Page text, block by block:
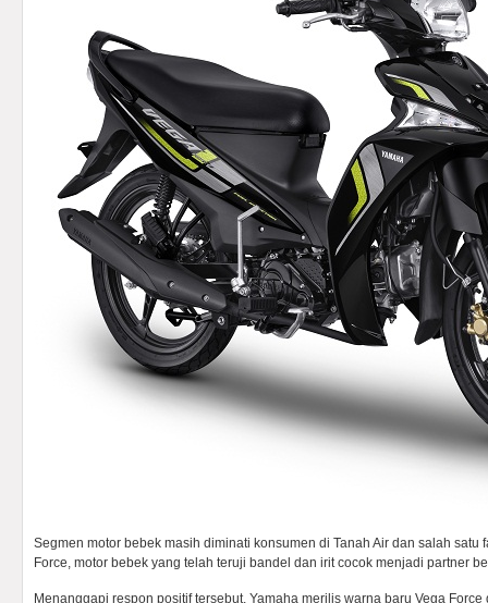
Segmen motor bebek masih diminati konsumen di Tanah Air dan salah satu
Force, motor bebek yang telah teruji bandel dan irit cocok menjadi partner
Menanggapi respon positif tersebut, Yamaha merilis warna baru Vega